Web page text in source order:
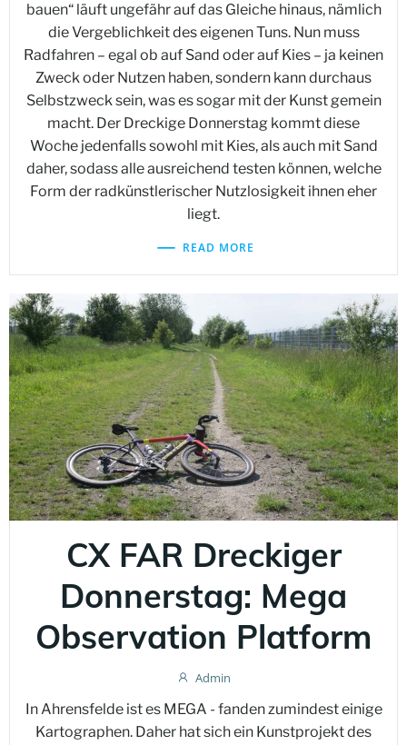
bauen“ läuft ungefähr auf das Gleiche hinaus, nämlich
die Vergeblichkeit des eigenen Tuns. Nun muss
Radfahren – egal ob auf Sand oder auf Kies – ja keinen
Zweck oder Nutzen haben, sondern kann durchaus
Selbstzweck sein, was es sogar mit der Kunst gemein
macht. Der Dreckige Donnerstag kommt diese
Woche jedenfalls sowohl mit Kies, als auch mit Sand
daher, sodass alle ausreichend testen können, welche
Form der radkünstlerischer Nutzlosigkeit ihnen eher
liegt.
READ MORE
CX FAR Dreckiger
Donnerstag: Mega
Observation Platform
Admin
In Ahrensfelde ist es MEGA - fanden zumindest einige
Kartographen. Daher hat sich ein Kunstprojekt des